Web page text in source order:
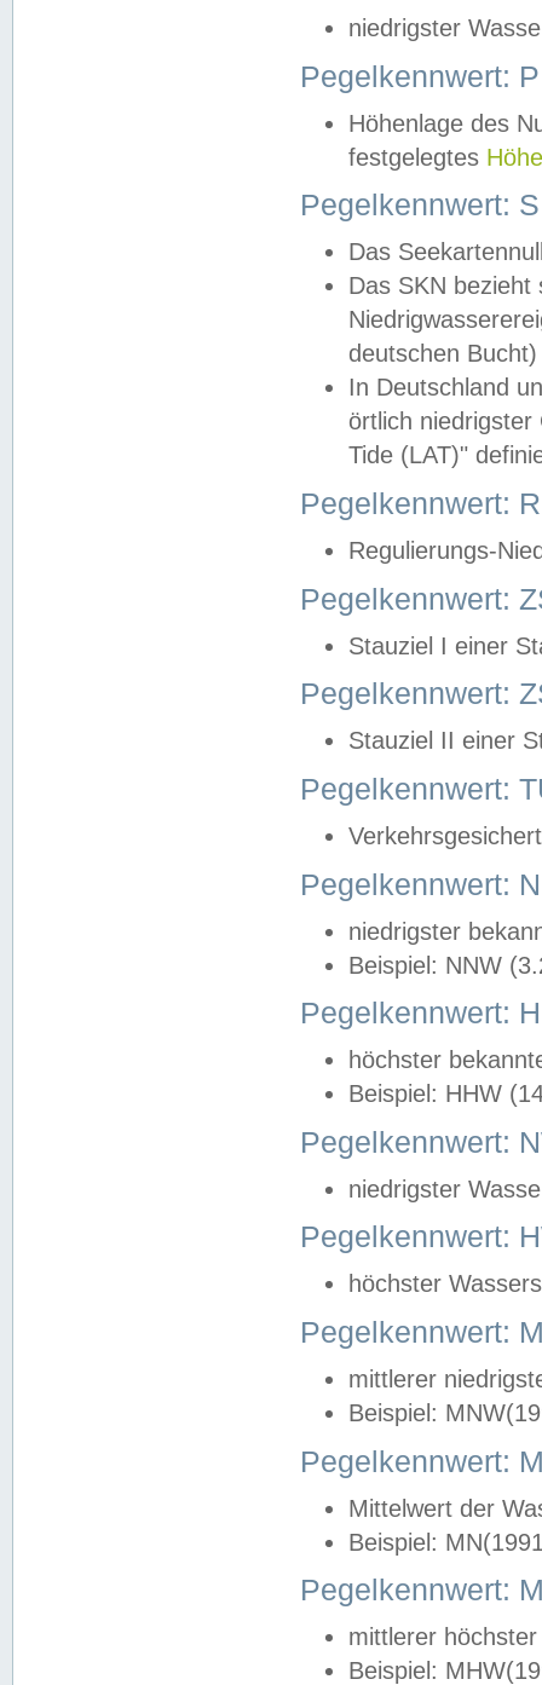
niedrigster
Pegelkennwert:
Höhenlage des
festgelegtes
Pegelkennwert:
Das
Das SKN
deutschen
In Deutschland
örtlich
Tide (LAT)"
Pegelkennwert:
Regulierungs-
Pegelkennwert:
Stauziel I einer
Pegelkennwert:
Stauziel II einer
Pegelkennwert:
Pegelkennwert:
niedrigster
Beispiel: NNW
Pegelkennwert:
höchster
Beispiel: HHW
Pegelkennwert:
niedrigster
Pegelkennwert:
höchster
Pegelkennwert:
mittlerer
Beispiel:
Pegelkennwert:
Mittelwert der
Beispiel:
Pegelkennwert:
mittlerer
Beispiel: